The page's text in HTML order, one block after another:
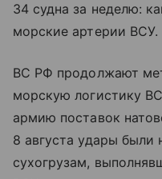
34 судна за неделю:
морские артерии ВСУ.
ВС РФ продолжают
морскую логистику
армию поставок
8 августа удары были
сухогрузам,